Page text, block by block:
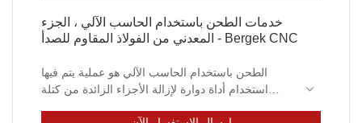
خدمات الطحن باستخدام الحاسب الآلي ، الجزء
المعدني من الفولاذ المقاوم للصدأ - Bergek CNC
الطحن باستخدام الحاسب الآلي هو عملية يتم فيها
استخدام أداة دوارة لإزالة الأجزاء الزائدة من كتلة